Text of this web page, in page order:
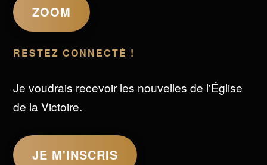
ZOOM
RESTEZ CONNECTÉ !
Je voudrais recevoir les nouvelles de l'Église
de la Victoire.
JE M'INSCRIS